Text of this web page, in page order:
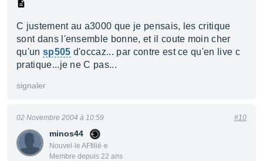
C justement au a3000 que je pensais, les critique
sont dans l'ensemble bonne, et il coute moin cher
qu'un sp505 d'occaz... par contre est ce qu'en live c
pratique...je ne C pas...
signaler
minos44
Nouvel·le AFfilié·e
Membre depuis 22 ans
02 Novembre 2004 à 10:59 #10